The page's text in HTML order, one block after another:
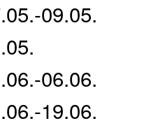
09.05.
19.06.